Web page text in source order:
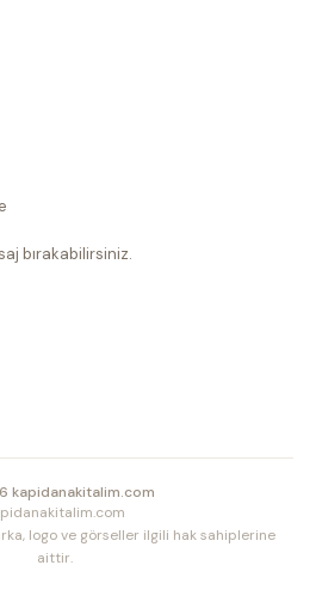
bırakabilirsiniz.
kapidanakitalim.com
logo ve görseller ilgili hak sahiplerine
aittir.